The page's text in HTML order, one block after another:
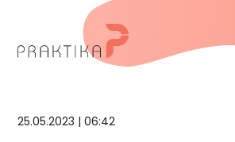
25.05.2023 | 06:42